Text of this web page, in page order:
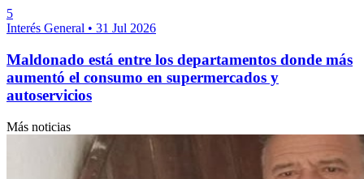
5
Interés General • 31 Jul 2026
Maldonado está entre los departamentos donde más
aumentó el consumo en supermercados y
autoservicios
Más noticias